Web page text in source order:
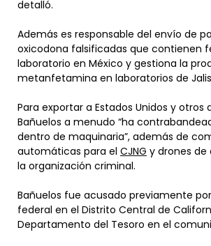
detalló.
Además es responsable del envío de
oxicodona falsificadas que contienen
laboratorio en México y gestiona la
metanfetamina en laboratorios de
Para exportar a Estados Unidos y otros
Bañuelos a menudo “ha
dentro de maquinaria”, además de
automáticas para el CJNG y drones de
la organización criminal.
Bañuelos fue acusado previamente
federal en el Distrito Central de
Departamento del Tesoro en el